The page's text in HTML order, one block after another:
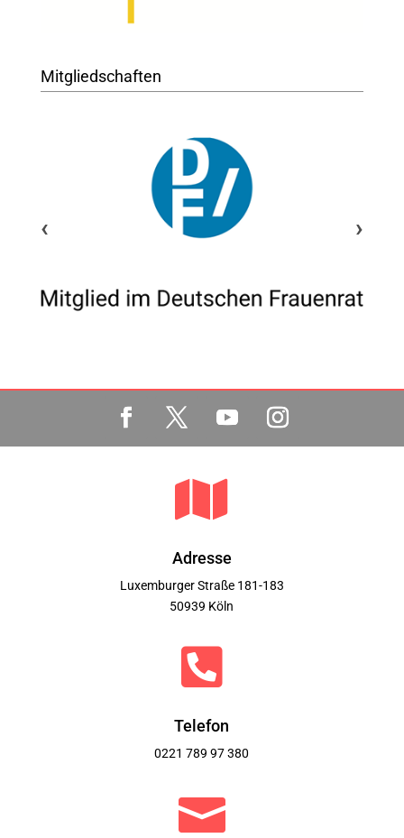
Mitgliedschaften
‹ ›

Adresse
Luxemburger Straße 181-183
50939 Köln

Telefon
0221 789 97 380
